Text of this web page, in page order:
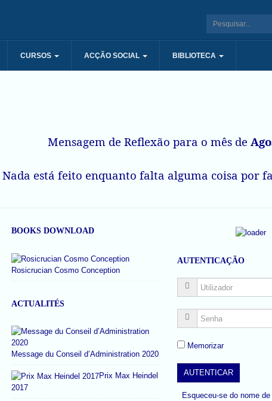
CURSOS ACÇÃO SOCIAL BIBLIOTECA
Mensagem de Reflexão para o mês de
Nada está feito enquanto falta alguma coisa por
BOOKS DOWNLOAD
Rosicrucian Cosmo Conception
ACTUALITÉS
Message du Conseil d’Administration 2020
Prix Max Heindel
2017
AUTENTICAÇÃO
Memorizar
Esqueceu-se do nome